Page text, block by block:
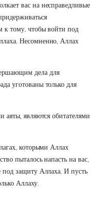
вас на несправедливые
к тому, чтобы войти под
Несомненно, Аллах
дела для
уготованы только для
являются обитателями
которыми Аллах
пыталось напасть на вас,
защиту Аллаха. И пусть
Аллаху.